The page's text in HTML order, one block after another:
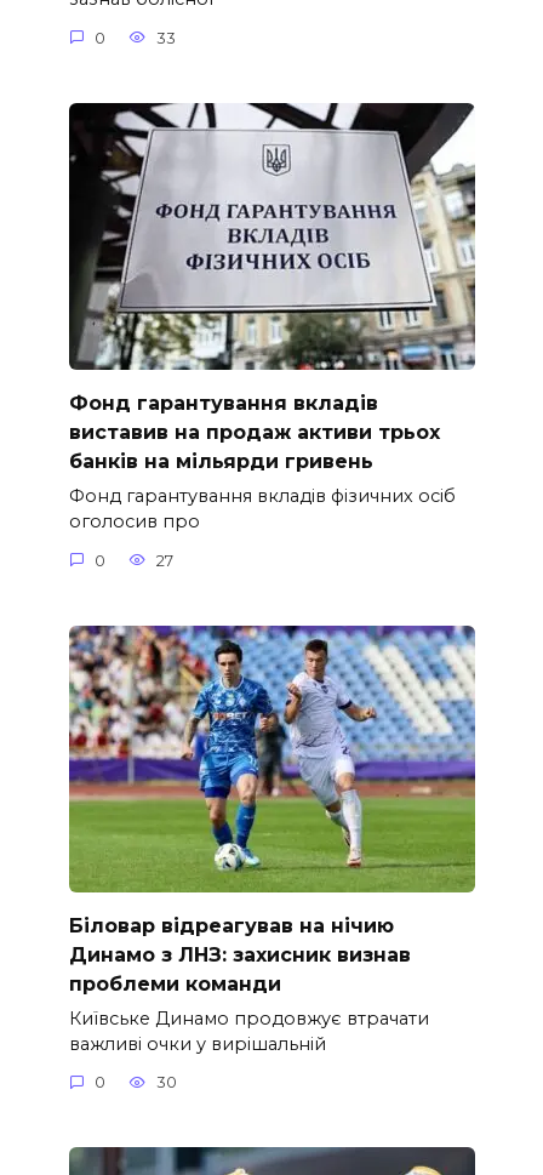
0 33
Фонд гарантування вкладів
виставив на продаж активи трьох
банків на мільярди гривень
Фонд гарантування вкладів фізичних осіб
оголосив про
0 27
Біловар відреагував на нічию
Динамо з ЛНЗ: захисник визнав
проблеми команди
Київське Динамо продовжує втрачати
важливі очки у вирішальній
0 30